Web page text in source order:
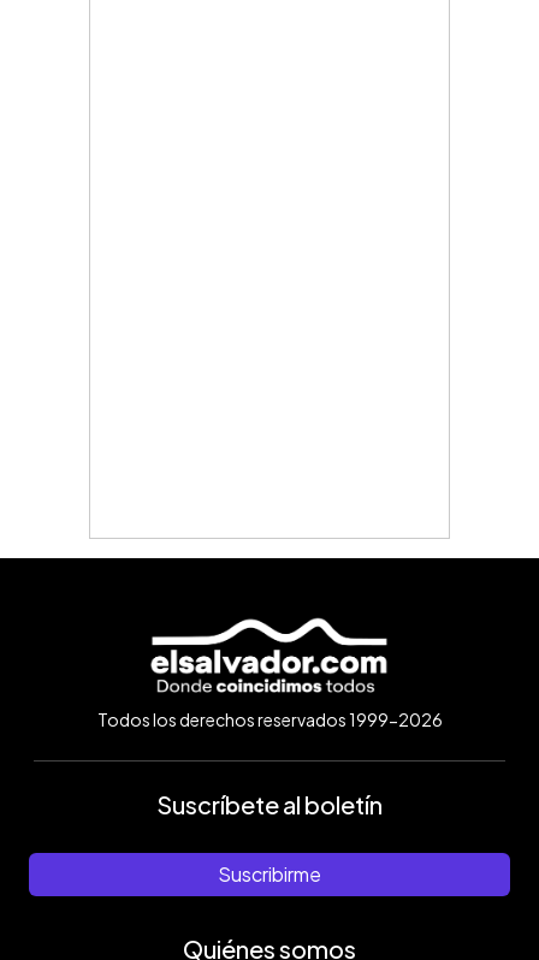
Todos los derechos reservados 1999-2026
Suscríbete al boletín
Suscribirme
Quiénes somos